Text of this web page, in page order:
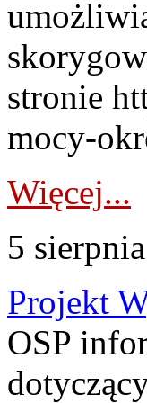
stronie
mocy-
Więcej...
5
Projekt
OSP